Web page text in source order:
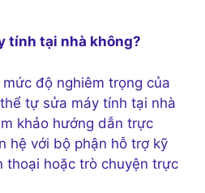
tính tại nhà không?
độ nghiêm trọng của
tự sửa máy tính tại nhà
khảo hướng dẫn trực
hệ với bộ phận hỗ trợ kỹ
thoại hoặc trò chuyện trực